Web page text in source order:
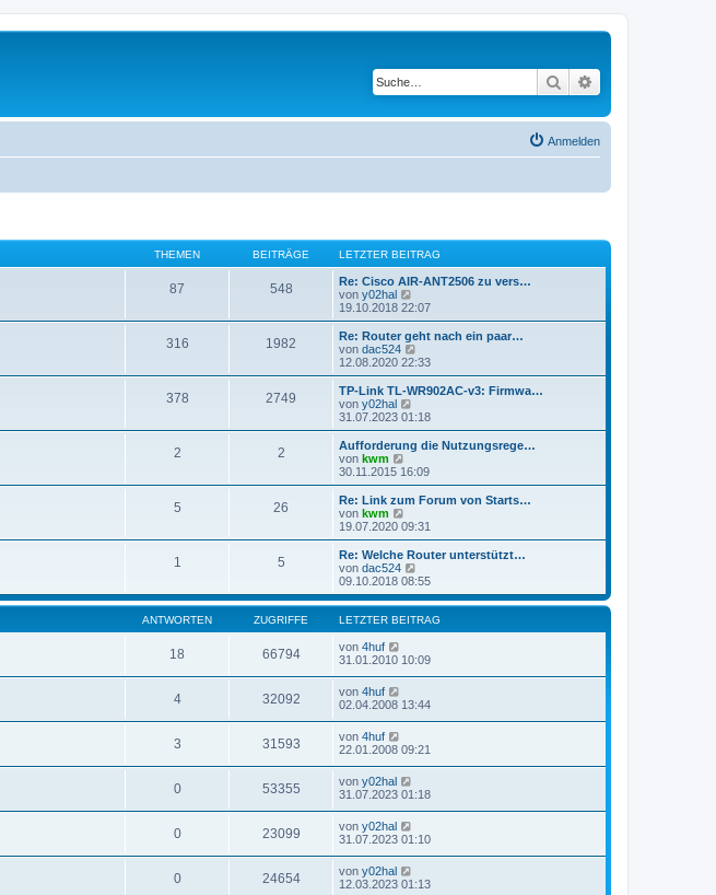
Suche
Anmelden
THEMEN BEITRÄGE LETZTER BEITRAG
87 548
Re: Cisco AIR-ANT2506 zu vers…
von y02hal
e
u
e
s
t
r
B
e
i
r
g
19.10.2018 22:07
316 1982
Re: Router geht nach ein paar…
von dac524
e
u
e
t
B
e
i
r
g
12.08.2020 22:33
378 2749
TP-Link TL-WR902AC-v3: Firmwa…
von y02hal
e
u
e
s
t
B
e
i
r
a
g
31.07.2023 01:18
2 2
Aufforderung die Nutzungsrege…
von kwm
e
u
e
t
r
B
e
i
t
r
a
30.11.2015 16:09
5 26
Re: Link zum Forum von Starts…
von kwm
e
u
e
s
t
r
B
e
t
a
19.07.2020 09:31
1 5
Re: Welche Router unterstützt…
von dac524
e
u
e
s
t
r
t
r
g
09.10.2018 08:55
ANTWORTEN ZUGRIFFE LETZTER BEITRAG
18 66794 von 4huf
31.01.2010 10:09
4 32092 von 4huf
02.04.2008 13:44
3 31593 von 4huf
22.01.2008 09:21
0 53355 von y02hal
31.07.2023 01:18
0 23099 von y02hal
31.07.2023 01:10
0 24654 von y02hal
12.03.2023 01:13